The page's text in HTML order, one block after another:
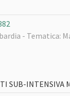
- Tematica:
SUB-INTENSIVA